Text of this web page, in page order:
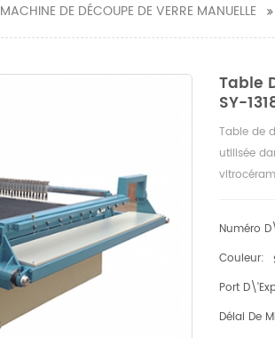
MACHINE DE DÉCOUPE DE VERRE MANUELLE
Table
SY-
Table de
utilisée
de
de coupe
Numéro
Couleur:
Port
Délai De